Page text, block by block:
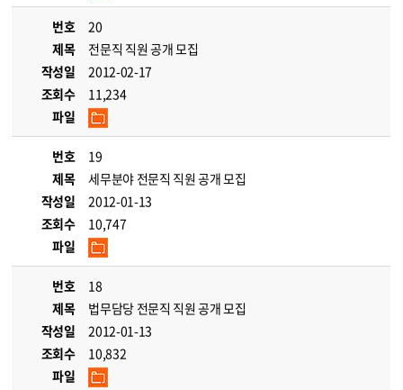
번호
20
제목
전문직 직원 공개 모집
작성일
2012-02-17
조회수
11,234
파일
번호
19
제목
세무분야 전문직 직원 공개 모집
작성일
2012-01-13
조회수
10,747
파일
번호
18
제목
법무담당 전문직 직원 공개 모집
작성일
2012-01-13
조회수
10,832
파일